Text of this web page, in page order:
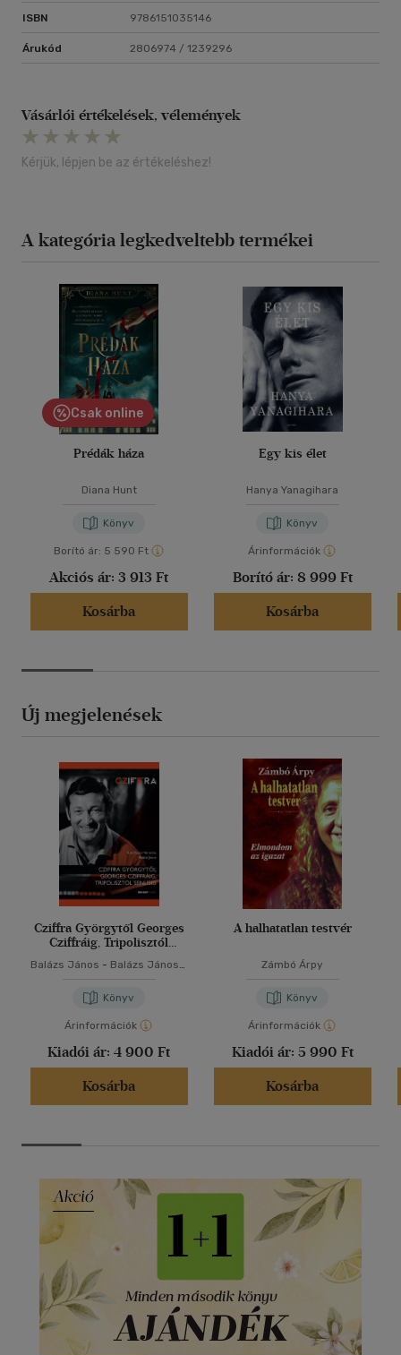
ISBN 9786151035146
Árukód 2806974 / 1239296
Vásárlói értékelések, vélemények
Kérjük, lépjen be az értékeléshez!
A kategória legkedveltebb termékei
Csak online
Prédák háza
Diana Hunt
Könyv
Borító ár: 5 590 Ft
Akciós ár: 3 913 Ft
Kosárba
Egy kis élet
Hanya Yanagihara
Könyv
Árinformációk
Borító ár: 8 999 Ft
Kosárba
Új megjelenések
Cziffra Györgytől Georges
Cziffráig, Tripolisztól
Balázs János - Balázs János-
Könyv
Árinformációk
Kiadói ár: 4 900 Ft
Kosárba
A halhatatlan testvér
Zámbó Árpy
Könyv
Árinformációk
Kiadói ár: 5 990 Ft
Kosárba